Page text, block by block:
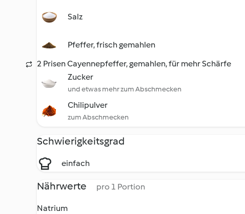
Salz
Pfeffer, frisch gemahlen
2 Prisen Cayennepfeffer, gemahlen, für mehr Schärfe
Zucker
und etwas mehr zum Abschmecken
Chilipulver
zum Abschmecken
Schwierigkeitsgrad
einfach
Nährwerte pro 1 Portion
Natrium